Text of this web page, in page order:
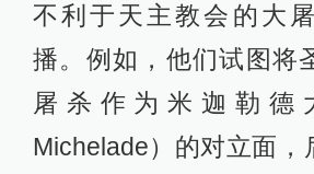
不利于天主教会的大
播。例如，他们试图将
屠杀作为米迦勒德
Michelade）的对立面，